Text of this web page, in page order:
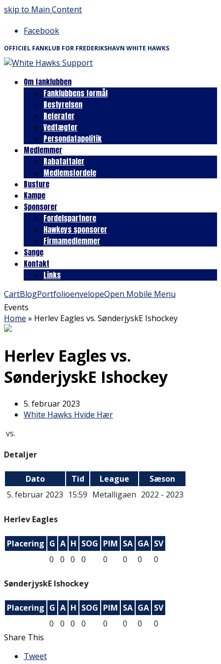
skip to Main Content
Facebook
OFFICIEL FANKLUB FOR FREDERIKSHAVN WHITE HAWKS
Om fanklubben
Fanklubbens formål
Bestyrelsen
Referater
Vedtægter
Persondatapolitik
Medlemmer
Rabataftaler
Medlemsfordele
Busture
Kampe
Sponsorer
Fordelspartnere
Hawkeys sponsorer
Firmamedlemmer
Sange
Kontakt
Links
CartBlogPortfolioenvelopeOpen Mobile Menu
Events
Home » Herlev Eagles vs. SønderjyskE Ishockey
Herlev Eagles vs.
SønderjyskE Ishockey
5. februar 2023
White Hawks Hvide Hær
vs.
Detaljer
Dato Tid League
Sæson
5. februar 2023 15:59 Metalligaen 2022 - 2023
Herlev Eagles
Placering G A H SOG PIM SA GA SV
0
0 0 0 0 0 0 0
SønderjyskE Ishockey
Placering G A H SOG PIM SA GA SV
0
0 0 0 0 0 0
0
Share This
Tweet